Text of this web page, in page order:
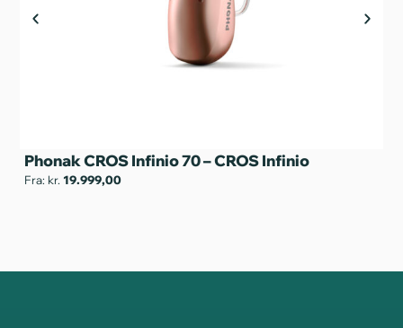
Phonak CROS Infinio 70 – CROS Infinio
Fra: kr. 19.999,00